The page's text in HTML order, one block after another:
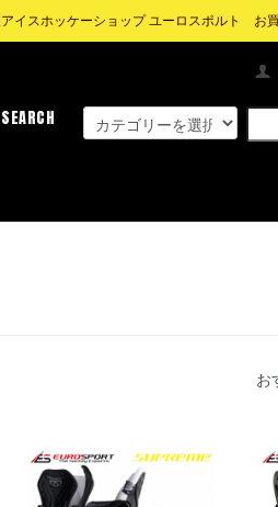
スホッケーショップ ユーロスポルト お
SEARCH
お